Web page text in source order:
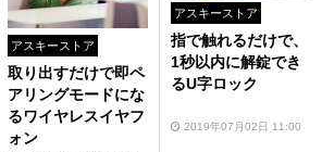
アスキーストア
取り出すだけで即ペ
アリングモードにな
るワイヤレスイヤフ
ォン
アスキーストア
指で触れるだけで、
1秒以内に解錠でき
るU字ロック
2019年07月02日 11:00